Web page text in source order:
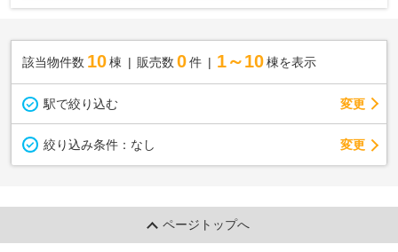
該当物件数 10棟 販売数 0 件 1～10 棟を表示
駅で絞り込む 変更
絞り込み条件： なし 変更
ページトップへ